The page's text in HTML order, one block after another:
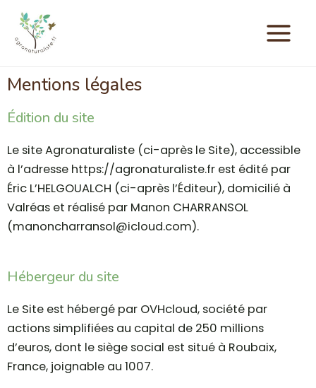
Mentions légales
Édition du site
Le site Agronaturaliste (ci-après le Site), accessible
à l’adresse https://agronaturaliste.fr est édité par
Éric L’HELGOUALCH (ci-après l’Éditeur), domicilié à
Valréas et réalisé par Manon CHARRANSOL
(manoncharransol@icloud.com).
Hébergeur du site
Le Site est hébergé par OVHcloud, société par
actions simplifiées au capital de 250 millions
d’euros, dont le siège social est situé à Roubaix,
France, joignable au 1007.